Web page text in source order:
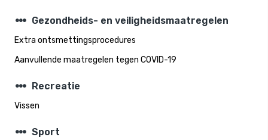
steppers Gezondheids- en veiligheidsmaatregelen
Extra ontsmettingsprocedures
Aanvullende maatregelen tegen COVID-19
steppers Recreatie
Vissen
steppers Sport